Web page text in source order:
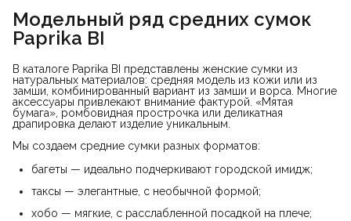
Модельный ряд средних сумок
Paprika BI
В каталоге Paprika BI представлены женские сумки из
натуральных материалов: средняя модель из кожи или из
замши, комбинированный вариант из замши и ворса. Многие
аксессуары привлекают внимание фактурой. «Мятая
бумага», ромбовидная прострочка или деликатная
драпировка делают изделие уникальным.
Мы создаем средние сумки разных форматов:
багеты — идеально подчеркивают городской имидж;
таксы — элегантные, с необычной формой;
хобо — мягкие, с расслабленной посадкой на плече;